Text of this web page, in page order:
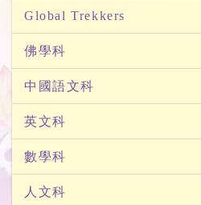
Global Trekkers
佛學科
中國語文科
英文科
數學科
人文科